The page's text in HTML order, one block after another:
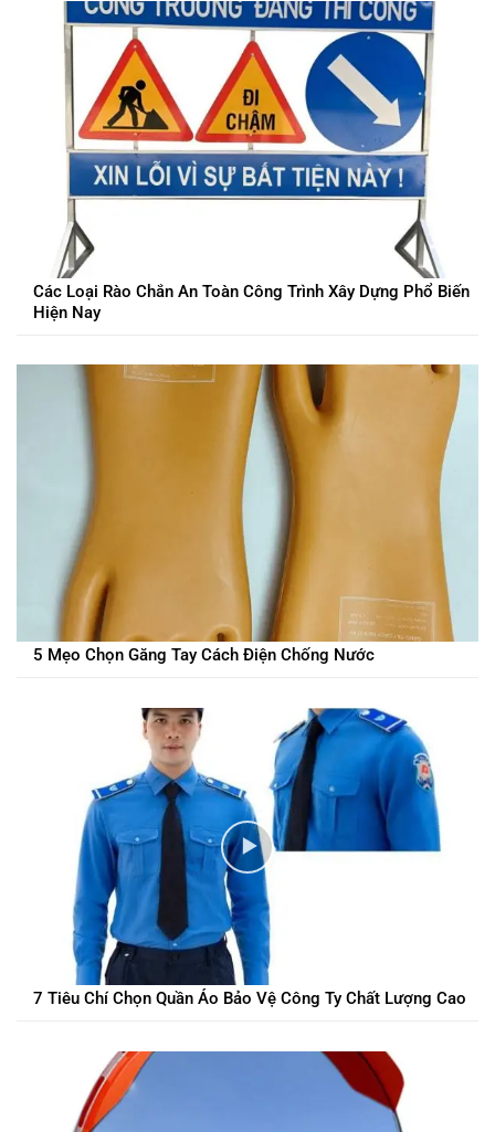
Các Loại Rào Chắn An Toàn Công Trình Xây Dựng Phổ Biến
Hiện Nay
5 Mẹo Chọn Găng Tay Cách Điện Chống Nước
7 Tiêu Chí Chọn Quần Áo Bảo Vệ Công Ty Chất Lượng Cao